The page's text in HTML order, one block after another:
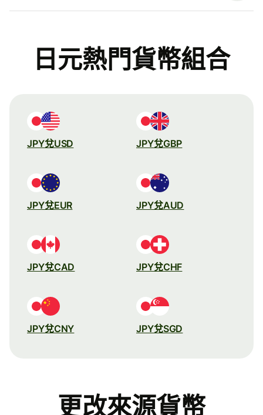
日元熱門貨幣組合
JPY兌USD JPY兌GBP
JPY兌EUR JPY兌AUD
JPY兌CAD JPY兌CHF
JPY兌CNY JPY兌SGD
更改來源貨幣